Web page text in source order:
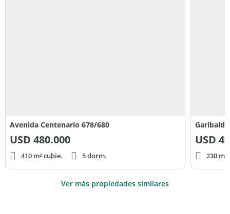
Avenida Centenario 678/680
USD 480.000
410 m² cubie. 5 dorm.
Garibaldi
USD
230
Ver más propiedades similares